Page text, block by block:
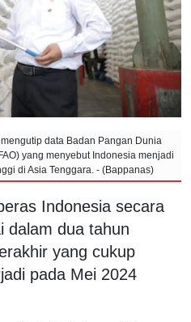
data Badan Pangan Dunia
yang menyebut Indonesia menjadi
di Asia Tenggara. - (Bappanas)
Indonesia secara
dalam dua tahun
yang cukup
pada Mei 2024